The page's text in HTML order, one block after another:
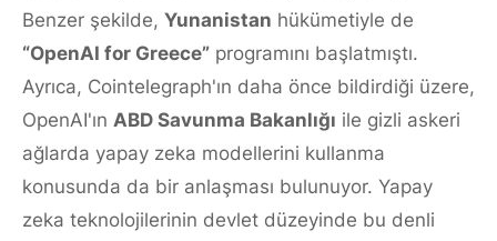
Benzer şekilde, Yunanistan hükümetiyle de
“OpenAI for Greece” programını başlatmıştı.
Ayrıca, Cointelegraph'ın daha önce bildirdiği üzere,
OpenAI'ın ABD Savunma Bakanlığı ile gizli askeri
ağlarda yapay zeka modellerini kullanma
konusunda da bir anlaşması bulunuyor. Yapay
zeka teknolojilerinin devlet düzeyinde bu denli